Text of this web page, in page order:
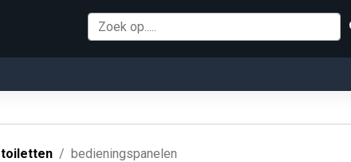
toiletten bedieningspanelen